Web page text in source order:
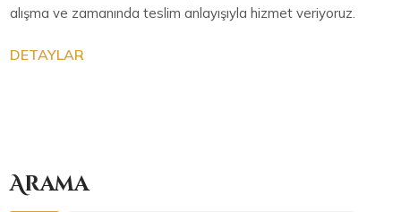
alışma ve zamanında teslim anlayışıyla hizmet veriyoruz.
DETAYLAR
Arama